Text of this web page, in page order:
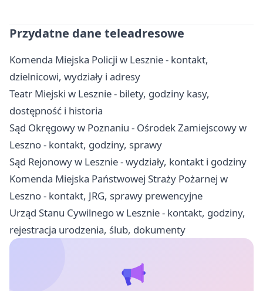
Przydatne dane teleadresowe
Komenda Miejska Policji w Lesznie - kontakt,
dzielnicowi, wydziały i adresy
Teatr Miejski w Lesznie - bilety, godziny kasy,
dostępność i historia
Sąd Okręgowy w Poznaniu - Ośrodek Zamiejscowy w
Leszno - kontakt, godziny, sprawy
Sąd Rejonowy w Lesznie - wydziały, kontakt i godziny
Komenda Miejska Państwowej Straży Pożarnej w
Leszno - kontakt, JRG, sprawy prewencyjne
Urząd Stanu Cywilnego w Lesznie - kontakt, godziny,
rejestracja urodzenia, ślub, dokumenty